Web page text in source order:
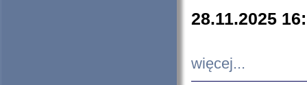
28.11.2025
więcej...